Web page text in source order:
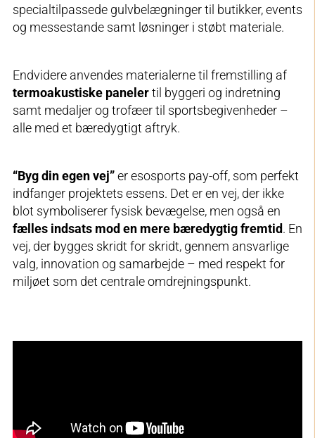
specialtilpassede gulvbelægninger til butikker, events
og messestande samt løsninger i støbt materiale.
Endvidere anvendes materialerne til fremstilling af
termoakustiske panelertil byggeri og indretning
samt medaljer og trofæer til sportsbegivenheder –
alle med et bæredygtigt aftryk.
“Byg din egen vej”er esosports pay-off, som perfekt
indfanger projektets essens. Det er en vej, der ikke
blot symboliserer fysisk bevægelse, men også en
fælles indsats mod en mere bæredygtig fremtid. En
vej, der bygges skridt for skridt, gennem ansvarlige
valg, innovation og samarbejde – med respekt for
miljøet som det centrale omdrejningspunkt.